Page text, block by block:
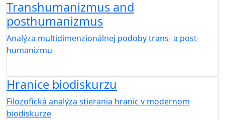
Transhumanizmus and
posthumanizmus
Analýza multidimenzionálnej podoby trans- a post-
humanizmu
Hranice biodiskurzu
Filozofická analýza stierania hraníc v modernom
biodiskurze